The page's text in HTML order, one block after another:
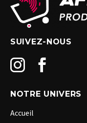
SUIVEZ-NOUS
NOTRE UNIVERS
Accueil